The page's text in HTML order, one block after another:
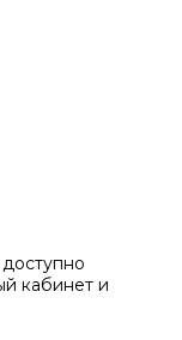
кабинет и